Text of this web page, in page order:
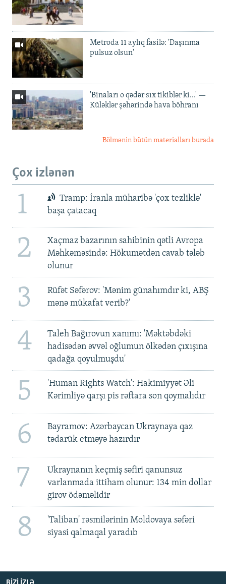
Metroda 11 aylıq fasilə: 'Daşınma
pulsuz olsun'
'Binaları o qədər sıx tikiblər ki...' —
Küləklər şəhərində hava böhranı
Bölmənin bütün materialları burada
Çox izlənən
1
Tramp: İranla müharibə 'çox tezliklə'
başa çatacaq
2
Xaçmaz bazarının sahibinin qətli Avropa
Məhkəməsində: Hökumətdən cavab tələb
olunur
3
Rüfət Səfərov: 'Mənim günahımdır ki, ABŞ
mənə mükafat verib?'
4
Taleh Bağırovun xanımı: 'Məktəbdəki
hadisədən əvvəl oğlumun ölkədən çıxışına
qadağa qoyulmuşdu'
5
'Human Rights Watch': Hakimiyyət Əli
Kərimliyə qarşı pis rəftara son qoymalıdır
6
Bayramov: Azərbaycan Ukraynaya qaz
tədarük etməyə hazırdır
7
Ukraynanın keçmiş səfiri qanunsuz
varlanmada ittiham olunur: 134 min dollar
girov ödəməlidir
8
'Taliban' rəsmilərinin Moldovaya səfəri
siyasi qalmaqal yaradıb